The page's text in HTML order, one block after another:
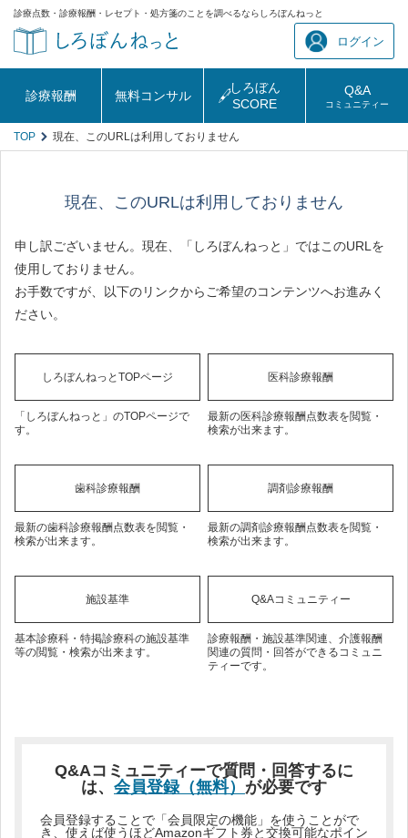
診療点数・診療報酬・レセプト・処方箋のことを調べるならしろぼんねっと
ログイン
診療報酬 無料コンサル
しろぼん
SCORE
Q&A
コミュニティー
TOP 現在、このURLは利用しておりません
現在、このURLは利用しておりません
申し訳ございません。現在、「しろぼんねっと」ではこのURLを
使用しておりません。
お手数ですが、以下のリンクからご希望のコンテンツへお進みく
ださい。
しろぼんねっとTOPページ
「しろぼんねっと」のTOPページで
す。
医科診療報酬
最新の医科診療報酬点数表を閲覧・
検索が出来ます。
歯科診療報酬
最新の歯科診療報酬点数表を閲覧・
検索が出来ます。
調剤診療報酬
最新の調剤診療報酬点数表を閲覧・
検索が出来ます。
施設基準
基本診療科・特掲診療科の施設基準
等の閲覧・検索が出来ます。
Q&Aコミュニティー
診療報酬・施設基準関連、介護報酬
関連の質問・回答ができるコミュニ
ティーです。
Q&Aコミュニティーで質問・回答するに
は、 会員登録（無料） が必要です
会員登録することで「会員限定の機能」を使うことがで
き、使えば使うほどAmazonギフト券と交換可能なポイン